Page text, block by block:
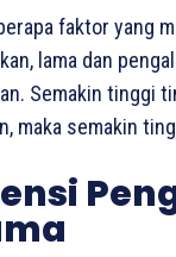
faktor yang
lama dan
Semakin tinggi
maka semakin